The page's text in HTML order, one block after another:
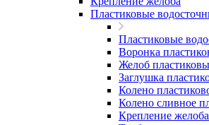
Пластиковые
Пластиковые
Воронка
Желоб
Заглушка
Колено
Колено сливное
Крепление